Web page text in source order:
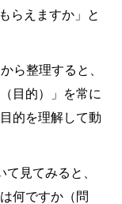
らえますか」と
ら整理すると、
目的）」を常に
的を理解して動
見てみると、
何ですか（問